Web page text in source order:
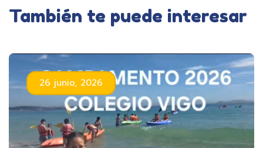
También te puede interesar
26 junio, 2026